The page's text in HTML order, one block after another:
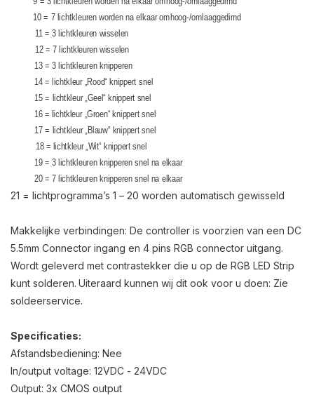
10 = 7 lichtkleuren worden na elkaar omhoog-/omlaaggedimd
11 = 3 lichtkleuren wisselen
12 = 7 lichtkleuren wisselen
13 = 3 lichtkleuren knipperen
14 = lichtkleur „Rood“ knippert snel
15 = lichtkleur „Geel“ knippert snel
16 = lichtkleur „Groen“ knippert snel
17 = lichtkleur „Blauw“ knippert snel
18 = lichtkleur „Wit“ knippert snel
19 = 3 lichtkleuren knipperen snel na elkaar
20 = 7 lichtkleuren knipperen snel na elkaar
21 = lichtprogramma’s 1 – 20 worden automatisch gewisseld
Makkelijke verbindingen: De controller is voorzien van een DC
5.5mm Connector ingang en 4 pins RGB connector uitgang.
Wordt geleverd met contrastekker die u op de RGB LED Strip
kunt solderen. Uiteraard kunnen wij dit ook voor u doen: Zie
soldeerservice.
Specificaties:
Afstandsbediening: Nee
In/output voltage: 12VDC - 24VDC
Output: 3x CMOS output